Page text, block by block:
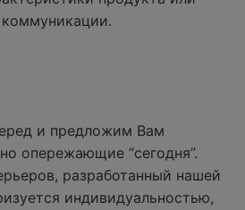
коммуникации.
и предложим Вам
опережающие “сегодня”.
разработанный нашей
индивидуальностью,